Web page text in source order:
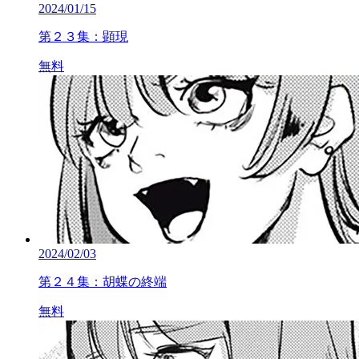
2024/01/15
第２３集：顕現
無料
2024/02/03
第２４集：胡蝶の終端
無料